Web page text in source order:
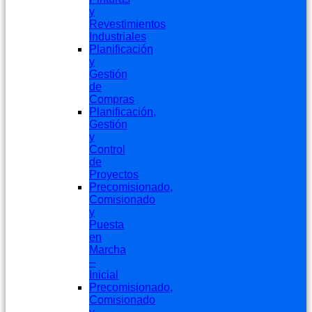
y
Revestimientos
Industriales
Planificación
y
Gestión
de
Compras
Planificación,
Gestión
y
Control
de
Proyectos
Precomisionado,
Comisionado
y
Puesta
en
Marcha
–
Inicial
Precomisionado,
Comisionado